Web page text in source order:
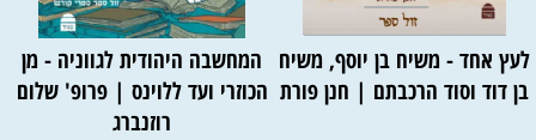
לעץ אחד - משיח בן יוסף, משיח
בן דוד וסוד הרכבתם | חנן פורת
המחשבה היהודית לגווניה - מן
הכוזרי ועד ללוינס | פרופ' שלום
רוזנברג